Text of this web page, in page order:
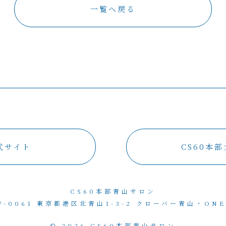
一覧へ戻る
イト CS60本部
CS60本部青山サロン
0061 東京都港区北青山1-3-2
クローバー青山・